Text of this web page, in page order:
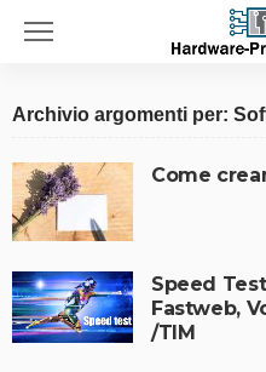
Archivio argomenti per:
Come
Speed
Fastweb,
/TIM